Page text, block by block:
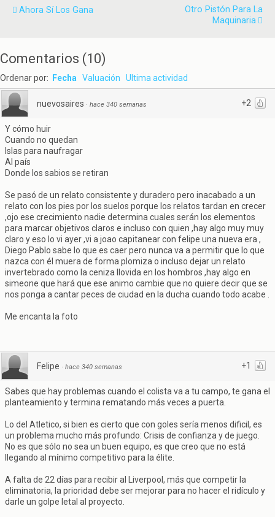
Ahora Sí Los Gana
Otro Pistón Para La
Maquinaria
Comentarios (10)
Ordenar por: Fecha Valuación Ultima actividad
+2
nuevosaires · hace 340 semanas
Y cómo huir
Cuando no quedan
Islas para naufragar
Al país
Donde los sabios se retiran
Se pasó de un relato consistente y duradero pero inacabado a un
relato con los pies por los suelos porque los relatos tardan en crecer
,ojo ese crecimiento nadie determina cuales serán los elementos
para marcar objetivos claros e incluso con quien ,hay algo muy muy
claro y eso lo vi ayer ,vi a joao capitanear con felipe una nueva era ,
Diego Pablo sabe lo que es caer pero nunca va a permitir que lo que
nazca con él muera de forma plomiza o incluso dejar un relato
invertebrado como la ceniza llovida en los hombros ,hay algo en
simeone que hará que ese animo cambie que no quiere decir que se
nos ponga a cantar peces de ciudad en la ducha cuando todo acabe .
Me encanta la foto
+1
Felipe · hace 340 semanas
Sabes que hay problemas cuando el colista va a tu campo, te gana el
planteamiento y termina rematando más veces a puerta.
Lo del Atletico, si bien es cierto que con goles sería menos dificil, es
un problema mucho más profundo: Crisis de confianza y de juego.
No es que sólo no sea un buen equipo, es que creo que no está
llegando al mínimo competitivo para la élite.
A falta de 22 días para recibir al Liverpool, más que competir la
eliminatoria, la prioridad debe ser mejorar para no hacer el ridículo y
darle un golpe letal al proyecto.